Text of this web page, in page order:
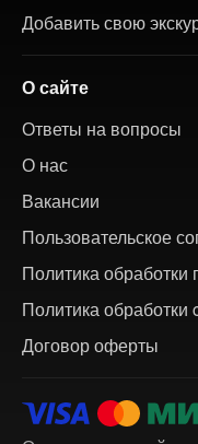
Добавить свою
О сайте
Ответы на вопросы
О нас
Вакансии
Пользовательское
Политика
Политика обработки
Договор оферты